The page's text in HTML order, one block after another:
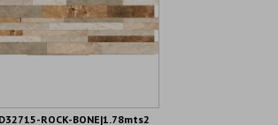
ROCK-BONE|1.78mts2